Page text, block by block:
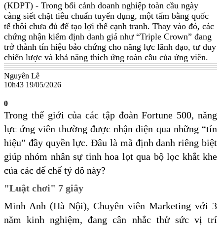
(KDPT) - Trong bối cảnh doanh nghiệp toàn cầu ngày
càng siết chặt tiêu chuẩn tuyển dụng, một tấm bằng quốc
tế thôi chưa đủ để tạo lợi thế cạnh tranh. Thay vào đó, các
chứng nhận kiểm định danh giá như “Triple Crown” đang
trở thành tín hiệu bảo chứng cho năng lực lãnh đạo, tư duy
chiến lược và khả năng thích ứng toàn cầu của ứng viên.
Nguyên Lê
10h43 19/05/2026
0
Trong thế giới của các tập đoàn Fortune 500, năng
lực ứng viên thường được nhận diện qua những “tín
hiệu” đầy quyền lực. Đâu là mã định danh riêng biệt
giúp nhóm nhân sự tinh hoa lọt qua bộ lọc khắt khe
của các đế chế tỷ đô này?
"Luật chơi" 7 giây
Minh Anh (Hà Nội), Chuyên viên Marketing với 3
năm kinh nghiệm, đang cân nhắc thử sức vị trí